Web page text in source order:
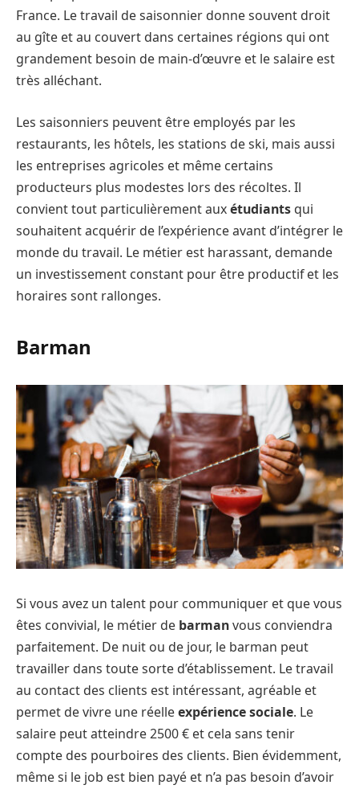
France. Le travail de saisonnier donne souvent droit
au gîte et au couvert dans certaines régions qui ont
grandement besoin de main-d’œuvre et le salaire est
très alléchant.
Les saisonniers peuvent être employés par les
restaurants, les hôtels, les stations de ski, mais aussi
les entreprises agricoles et même certains
producteurs plus modestes lors des récoltes. Il
convient tout particulièrement auxétudiants qui
souhaitent acquérir de l’expérience avant d’intégrer le
monde du travail. Le métier est harassant, demande
un investissement constant pour être productif et les
horaires sont rallonges.
Barman
Si vous avez un talent pour communiquer et que vous
êtes convivial, le métier de barmanvous conviendra
parfaitement. De nuit ou de jour, le barman peut
travailler dans toute sorte d’établissement. Le travail
au contact des clients est intéressant, agréable et
permet de vivre une réelleexpérience sociale. Le
salaire peut atteindre 2500 € et cela sans tenir
compte des pourboires des clients. Bien évidemment,
même si le job est bien payé et n’a pas besoin d’avoir